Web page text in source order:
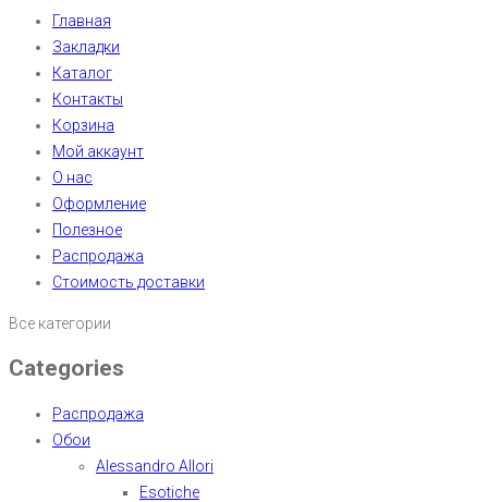
Главная
Закладки
Каталог
Контакты
Корзина
Мой аккаунт
О нас
Оформление
Полезное
Распродажа
Стоимость доставки
Все категории
Categories
Распродажа
Обои
Alessandro Allori
Esotiche